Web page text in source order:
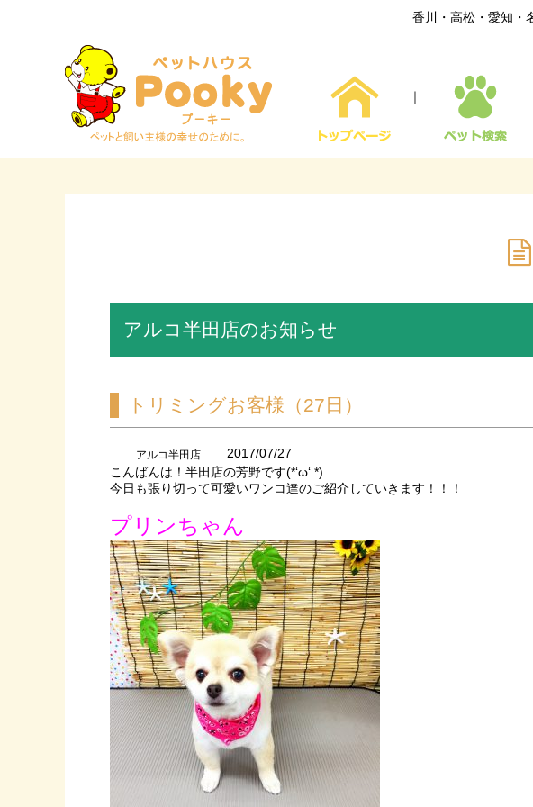
香川・高松・愛知・
｜
アルコ半田店のお知らせ
トリミングお客様（27日）
アルコ半田店 2017/07/27
こんばんは！半田店の芳野です(*‘ω‘ *)
今日も張り切って可愛いワンコ達のご紹介していきます！！！
プリンちゃん